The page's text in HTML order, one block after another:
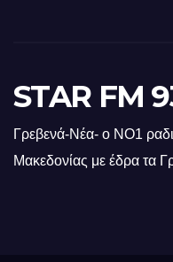
STAR FM
Γρεβενά-Νέα- ο ΝΟ1
Μακεδονίας με έδρα τα